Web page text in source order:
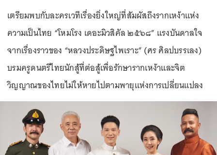
เตรียมพบกับละครเวทีเรื่องยิ่งใหญ่ที่สัมผัสถึงรากเหง้าแห่ง
ความเป็นไทย “โหมโรง เดอะมิวสิคัล ๒๕๖๘” แรงบันดาลใจ
จากเรื่องราวของ “หลวงประดิษฐไพเราะ” (ศร ศิลปบรรเลง)
บรมครูดนตรีไทยนักสู้ที่ต่อสู้เพื่อรักษารากเหง้าและจิต
วิญญาณของไทยไม่ให้หายไปตามพายุแห่งการเปลี่ยนแปลง